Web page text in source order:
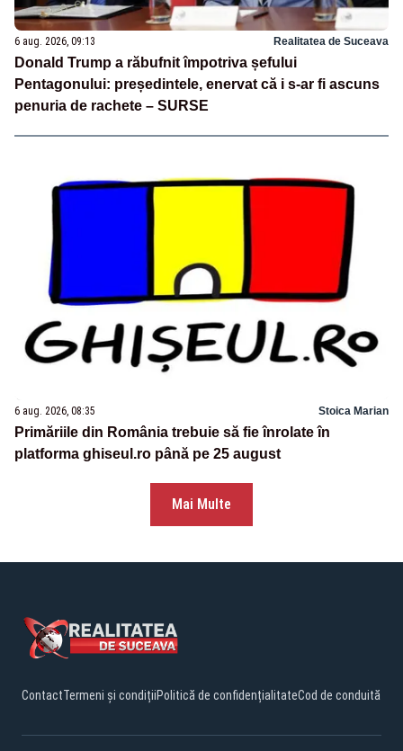
6 aug. 2026, 09:13 Realitatea de Suceava
Donald Trump a răbufnit împotriva șefului
Pentagonului: președintele, enervat că i s-ar fi ascuns
penuria de rachete – SURSE
6 aug. 2026, 08:35 Stoica Marian
Primăriile din România trebuie să fie înrolate în
platforma ghiseul.ro până pe 25 august
Mai Multe
ContactTermeni și condițiiPolitică de confidențialitateCod de conduită